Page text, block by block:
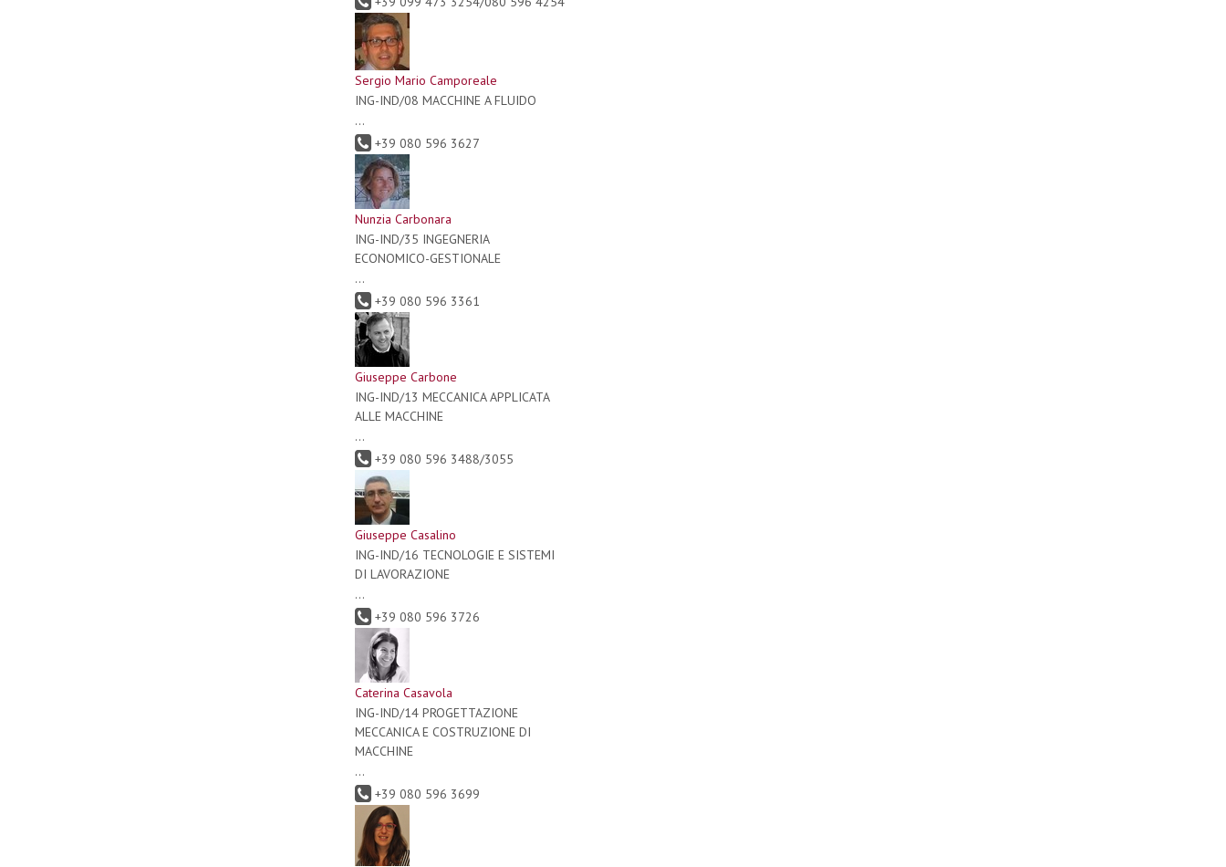
Sergio Mario Camporeale
ING-IND/08 MACCHINE A FLUIDO
...
+39 080 596 3627
Nunzia Carbonara
ING-IND/35 INGEGNERIA
ECONOMICO-GESTIONALE
...
+39 080 596 3361
Giuseppe Carbone
ING-IND/13 MECCANICA APPLICATA
ALLE MACCHINE
...
+39 080 596 3488/3055
Giuseppe Casalino
ING-IND/16 TECNOLOGIE E SISTEMI
DI LAVORAZIONE
...
+39 080 596 3726
Caterina Casavola
ING-IND/14 PROGETTAZIONE
MECCANICA E COSTRUZIONE DI
MACCHINE
...
+39 080 596 3699